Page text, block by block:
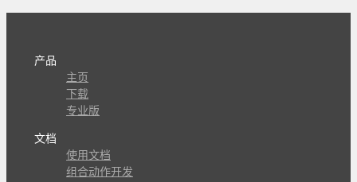
产品
主页
下载
专业版
文档
使用文档
组合动作开发